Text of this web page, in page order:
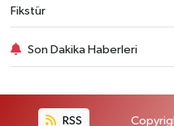
Fikstür
Son Dakika Haberleri
RSS